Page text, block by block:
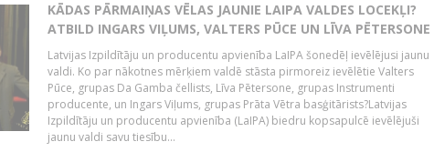
KĀDAS PĀRMAIŅAS VĒLAS JAUNIE LAIPA VALDES LOCEKĻI?
ATBILD INGARS VIĻUMS, VALTERS PŪCE UN LĪVA PĒTERSONE
Latvijas Izpildītāju un producentu apvienība LaIPA šonedēļ ievēlējusi jaunu
valdi. Ko par nākotnes mērķiem valdē stāsta pirmoreiz ievēlētie Valters
Pūce, grupas Da Gamba čellists, Līva Pētersone, grupas Instrumenti
producente, un Ingars Viļums, grupas Prāta Vētra basģitārists?Latvijas
Izpildītāju un producentu apvienība (LaIPA) biedru kopsapulcē ievēlējuši
jaunu valdi savu tiesību...